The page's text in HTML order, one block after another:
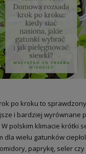
po kroku to
i bardziej wyrównane
W polskim klimacie krótki
dla wielu gatunków
paprykę, seler